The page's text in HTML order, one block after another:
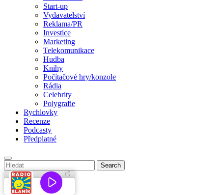
Start-up
Vydavatelství
Reklama/PR
Investice
Marketing
Telekomunikace
Hudba
Knihy
Počítačové hry/konzole
Rádia
Celebrity
Polygrafie
Rychlovky
Recenze
Podcasty
Předplatné